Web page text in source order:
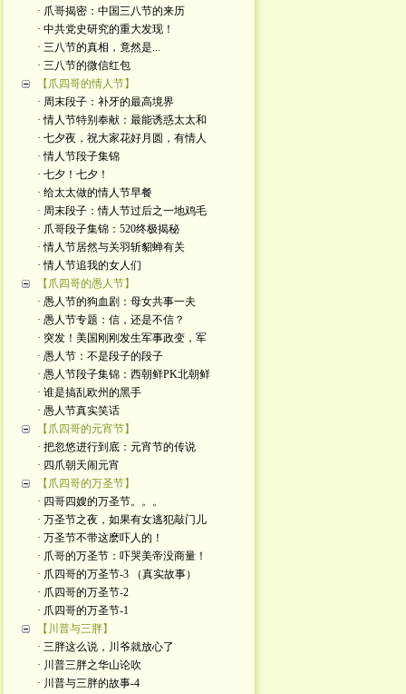
· 爪哥揭密：中国三八节的来历
· 中共党史研究的重大发现！
· 三八节的真相，竟然是...
· 三八节的微信红包
【爪四哥的情人节】
· 周末段子：补牙的最高境界
· 情人节特别奉献：最能诱惑太太和
· 七夕夜，祝大家花好月圆，有情人
· 情人节段子集锦
· 七夕！七夕！
· 给太太做的情人节早餐
· 周末段子：情人节过后之一地鸡毛
· 爪哥段子集锦：520终极揭秘
· 情人节居然与关羽斩貂蝉有关
· 情人节追我的女人们
【爪四哥的愚人节】
· 愚人节的狗血剧：母女共事一夫
· 愚人节专题：信，还是不信？
· 突发！美国刚刚发生军事政变，军
· 愚人节：不是段子的段子
· 愚人节段子集锦：西朝鲜PK北朝鲜
· 谁是搞乱欧州的黑手
· 愚人节真实笑话
【爪四哥的元宵节】
· 把忽悠进行到底：元宵节的传说
· 四爪朝天闹元宵
【爪四哥的万圣节】
· 四哥四嫂的万圣节。。。
· 万圣节之夜，如果有女逃犯敲门儿
· 万圣节不带这麽吓人的！
· 爪哥的万圣节：吓哭美帝没商量！
· 爪四哥的万圣节-3 （真实故事）
· 爪四哥的万圣节-2
· 爪四哥的万圣节-1
【川普与三胖】
· 三胖这么说，川爷就放心了
· 川普三胖之华山论吹
· 川普与三胖的故事-4